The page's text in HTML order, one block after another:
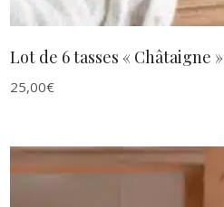
Lot de 6 tasses « Châtaigne »
25,00€